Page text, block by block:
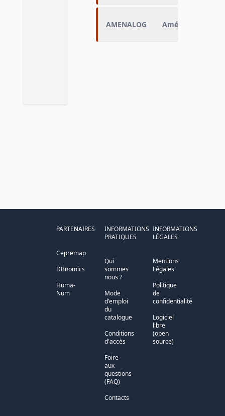
AMENALOG Aménagement
PARTENAIRES
Cepremap
DBnomics
Huma-
Num
INFORMATIONS
PRATIQUES
Qui
sommes
nous ?
Mode
d'emploi
du
catalogue
Conditions
d'accès
Foire
aux
questions
(FAQ)
Contacts
INFORMATIONS
LÉGALES
Mentions
Légales
Politique
de
confidentialité
Logiciel
libre
(open
source)